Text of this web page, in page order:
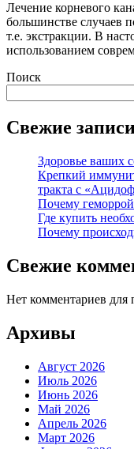
Лечение корневого
большинстве случаев
т.е. экстракции. В
использованием
Поиск
Свежие
Здоровье ваших
Крепкий
тракта с
Почему геморрой
Где купить
Почему
Свежие
Нет комментариев для
Архивы
Август 2026
Июль 2026
Июнь 2026
Май 2026
Апрель 2026
Март 2026